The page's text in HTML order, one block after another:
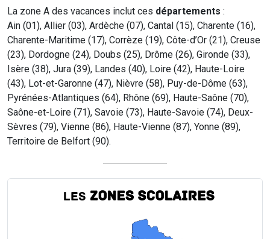
La zone A des vacances inclut ces départements :
Ain (01), Allier (03), Ardèche (07), Cantal (15), Charente (16),
Charente-Maritime (17), Corrèze (19), Côte-d’Or (21), Creuse
(23), Dordogne (24), Doubs (25), Drôme (26), Gironde (33),
Isère (38), Jura (39), Landes (40), Loire (42), Haute-Loire
(43), Lot-et-Garonne (47), Nièvre (58), Puy-de-Dôme (63),
Pyrénées-Atlantiques (64), Rhône (69), Haute-Saône (70),
Saône-et-Loire (71), Savoie (73), Haute-Savoie (74), Deux-
Sèvres (79), Vienne (86), Haute-Vienne (87), Yonne (89),
Territoire de Belfort (90).